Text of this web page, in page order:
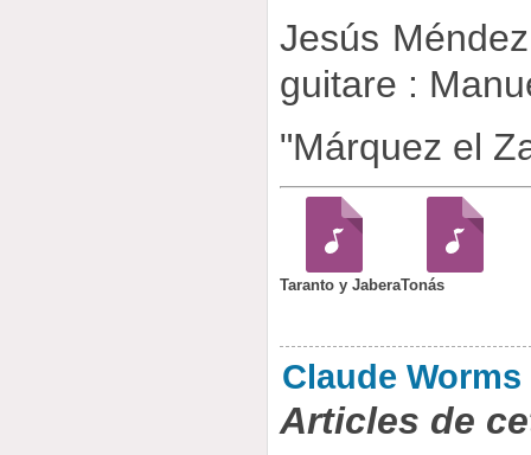
Jesús
guitare :
"Márquez el
Taranto y JaberaTonás
Claude Worms
Articles de